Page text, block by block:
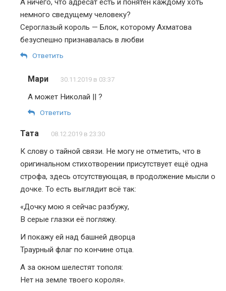
немного сведущему человеку?
Сероглазый король — Блок, которому Ахматова
безуспешно признавалась в любви
Ответить
Мари 30.11.2019 в 03:37
А может Николай || ?
Ответить
Тата 08.12.2019 в 23:30
К слову о тайной связи. Не могу не отметить, что в
оригинальном стихотворении присутствует ещё одна
строфа, здесь отсутствующая, в продолжение мысли о
дочке. То есть выглядит всё так:
«Дочку мою я сейчас разбужу,
В серые глазки её погляжу.
И покажу ей над башней дворца
Траурный флаг по кончине отца.
А за окном шелестят тополя:
Нет на земле твоего короля».